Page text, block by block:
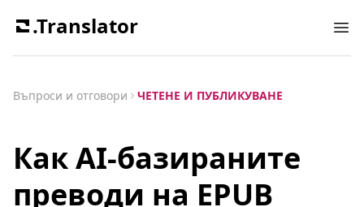
.Translator
Въпроси и отговори ЧЕТЕНЕ И ПУБЛИКУВАНЕ
Как AI-базираните
преводи на EPUB